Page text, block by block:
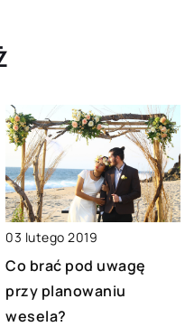
03 lutego 2019
Co brać pod uwagę
przy planowaniu
wesela?